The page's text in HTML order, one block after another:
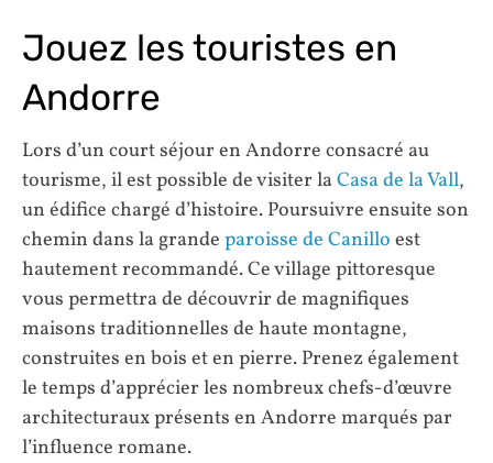
Jouez les touristes en
Andorre
Lors d’un court séjour en Andorre consacré au
tourisme, il est possible de visiter la Casa de la Vall,
un édifice chargé d’histoire. Poursuivre ensuite son
chemin dans la grande paroisse de Canillo est
hautement recommandé. Ce village pittoresque
vous permettra de découvrir de magnifiques
maisons traditionnelles de haute montagne,
construites en bois et en pierre. Prenez également
le temps d’apprécier les nombreux chefs-d’œuvre
architecturaux présents en Andorre marqués par
l’influence romane.